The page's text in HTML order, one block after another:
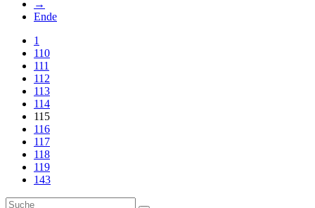
→
Ende
1
110
111
112
113
114
115
116
117
118
119
143